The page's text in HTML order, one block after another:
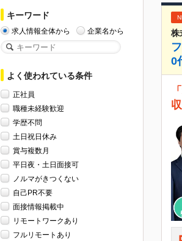
キーワード
求人情報全体から 企業名から
よく使われている条件
正社員
職種未経験歓迎
学歴不問
土日祝日休み
賞与複数月
平日夜・土日面接可
ノルマがきつくない
自己PR不要
面接情報掲載中
リモートワークあり
フルリモートあり
株
0